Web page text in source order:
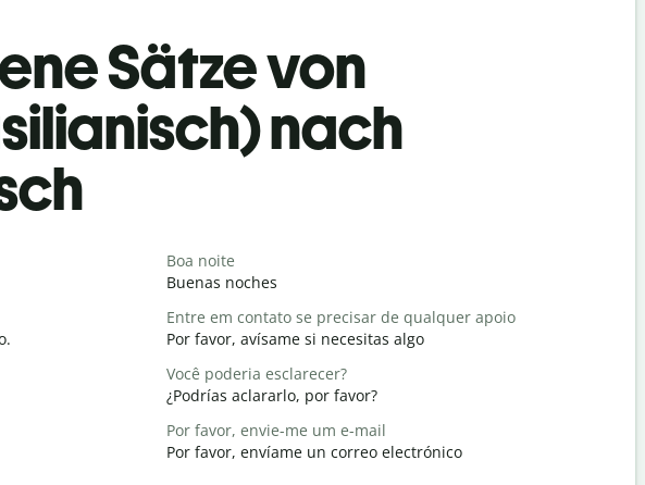
Sätze von
nach
Boa noite
Buenas noches
Entre em contato se precisar de qualquer apoio
Por favor, avísame si necesitas algo
Você poderia esclarecer?
¿Podrías aclararlo, por favor?
Por favor, envie-me um e-mail
Por favor, envíame un correo electrónico